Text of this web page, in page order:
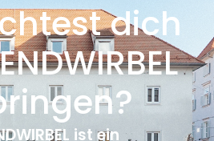
dich
ist ein